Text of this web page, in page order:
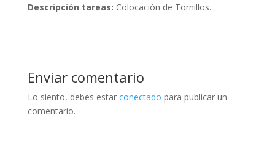
Descripción tareas: Colocación de Tornillos.
Enviar comentario
Lo siento, debes estar conectado para publicar un
comentario.